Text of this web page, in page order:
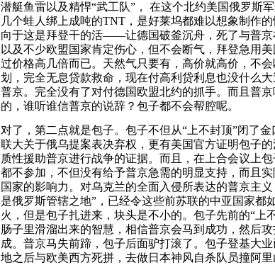
潜艇鱼雷以及精悍“武工队”， 在这个北约美国俄罗斯
几个蛙人绑上成吨的TNT，是好莱坞都难以想象制作
向于这是拜登干的活——让德国破釜沉舟，死了与普京
以及不少欧盟国家肯定伤心，但不会断气，拜登急用
过价格高几倍而已。天然气只要有，高价就高价，不
划，完全无息贷款救命，现在付高利贷利息也没什么
普京。完全没有了对付德国欧盟北约的抓手。而且普
的，谁听谁信普京的说辞？包子都不会帮腔呢。
对了，第二点就是包子。包子不但从“上不封顶”闭了
联大关于俄乌提案表决弃权，更有美国官方证明包子
质性援助普京进行战争的证据。而且，在上合会议上
都不参加，不但没有给予普京急需的明显支持，而且
国家的影响力。对乌克兰的全面入侵所表达的普京主
是俄罗斯管辖之地”，已经令这些前苏联的中亚国家都
火，但是包子扎进来，块头是不小的。包子先前的“上
肠子里滑溜出来的智慧，相信普京会马到成功，然后
成。普京马失前蹄，包子后面驴打滚了。包子登基大
地之后与欧美西方死拼，去做日本神风自杀队员撞阿